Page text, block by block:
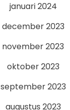
januari 2024
december 2023
november 2023
oktober 2023
september 2023
augustus 2023